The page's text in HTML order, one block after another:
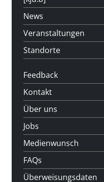
News
Veranstaltungen
Standorte
Feedback
Kontakt
Über uns
Jobs
Medienwunsch
FAQs
Überweisungsdaten